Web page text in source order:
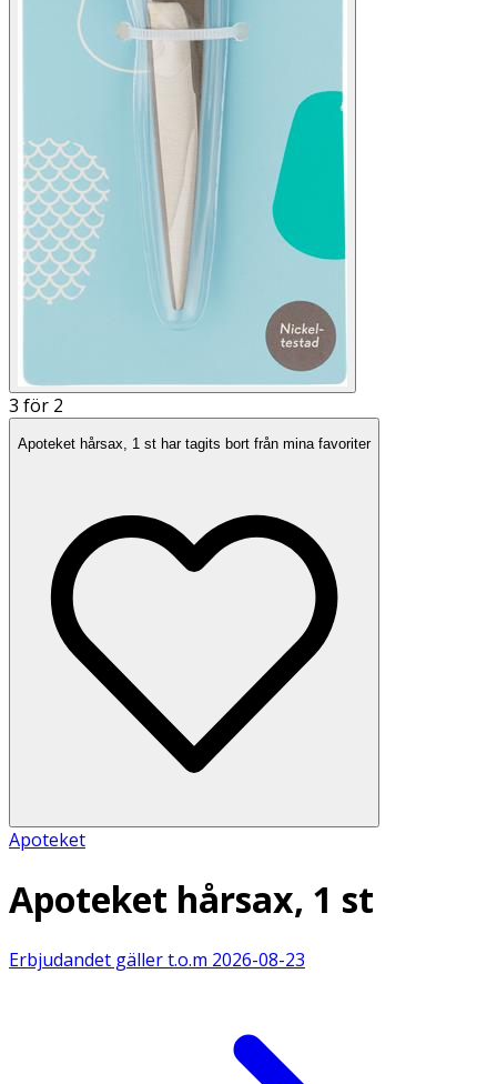
3 för 2
Apoteket hårsax, 1 st har tagits bort från mina favoriter
Apoteket
Apoteket hårsax, 1 st
Erbjudandet gäller t.o.m 2026-08-23